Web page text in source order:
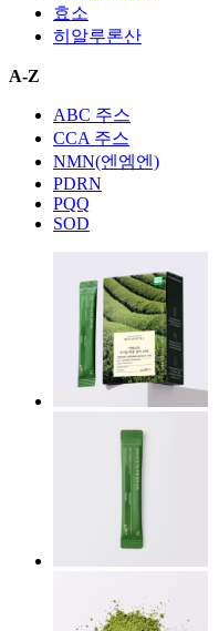
효소
히알루론산
A-Z
ABC 주스
CCA 주스
NMN(엔엠엔)
PDRN
PQQ
SOD